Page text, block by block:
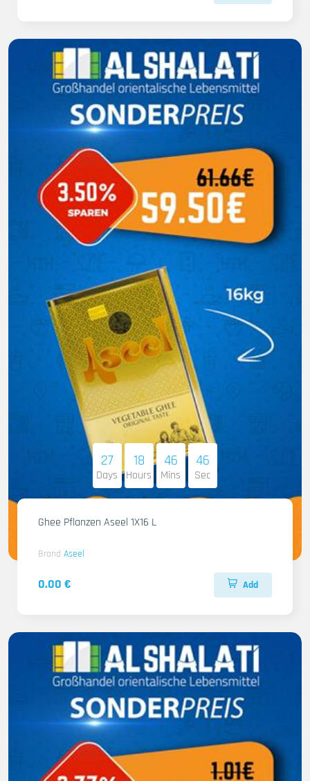
27
Days
18
Hours
46
Mins
45
Sec
Ghee Pflanzen Aseel 1X16 L
Brand Aseel
0.00 € Add